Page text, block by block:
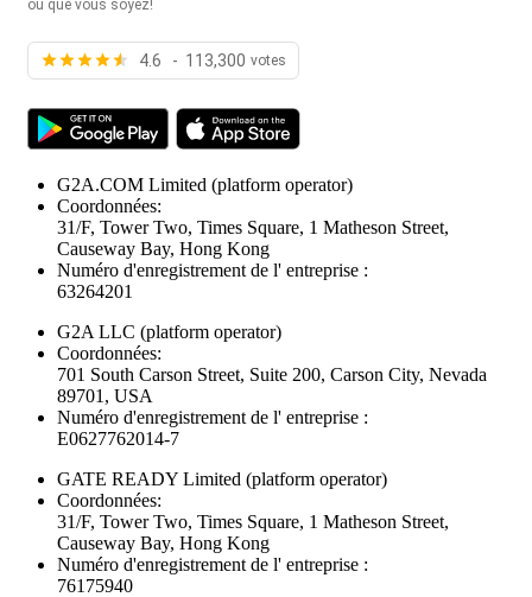
où que vous soyez!
4.6 - 113,300 votes
G2A.COM Limited (platform operator)
Coordonnées:
31/F, Tower Two, Times Square, 1 Matheson Street,
Causeway Bay, Hong Kong
Numéro d'enregistrement de l' entreprise :
63264201
G2A LLC (platform operator)
Coordonnées:
701 South Carson Street, Suite 200, Carson City, Nevada
89701, USA
Numéro d'enregistrement de l' entreprise :
E0627762014-7
GATE READY Limited (platform operator)
Coordonnées:
31/F, Tower Two, Times Square, 1 Matheson Street,
Causeway Bay, Hong Kong
Numéro d'enregistrement de l' entreprise :
76175940